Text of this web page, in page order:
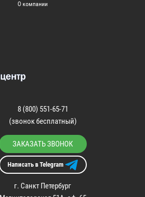
О компании
8 (800) 551-65-71
(звонок бесплатный)
ЗАКАЗАТЬ ЗВОНОК
Написать в Telegram
г. Санкт Петербург